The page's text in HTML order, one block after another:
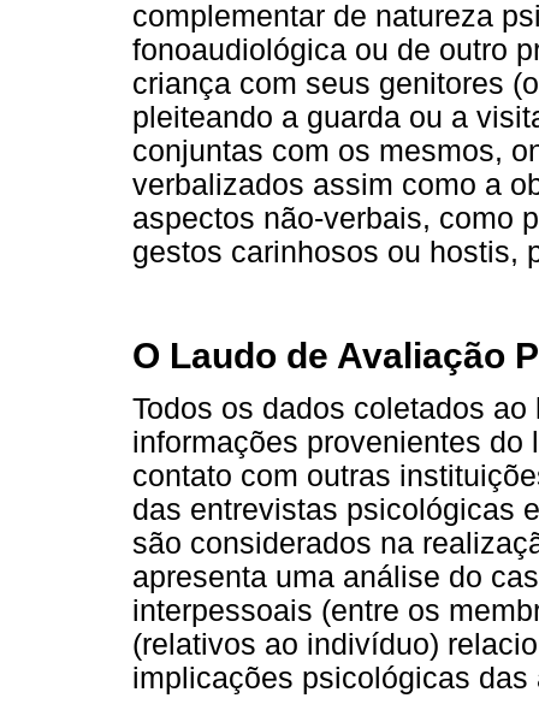
complementar de natureza
fonoaudiológica ou de outro
criança com seus genitores
pleiteando a guarda ou a
conjuntas com os mesmos,
verbalizados assim como a
aspectos não-verbais, como
gestos carinhosos ou hostis,
O Laudo de Avaliação
Todos os dados coletados
informações provenientes
contato com outras
das entrevistas psicológicas
são considerados na
apresenta uma análise do
interpessoais (entre os
(relativos ao indivíduo)
implicações psicológicas